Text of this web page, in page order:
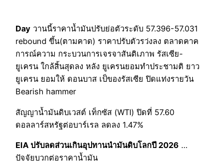
Day วานนี้ราคาน้ำมันปรับย่อตัวระดับ 57.396-57.031
rebound ขึ้น(ตามคาด) ราคาปรับตัวรว่งลง ตลาดคาค
การณ์ความ กระบวนการเจรจาสันติเภาพ รัสเซีย-
ยูเครน ใกล้สิ้นสุดลง หลัง ยูเครนยอมทำประชามติ ยาว
ยูเครน ยอมให้ ดอนบาส เป็ของรัสเซีย ปิดแท่งรายวัน
Bearish hammer
สัญญาน้ำมันดิบเวสต์ เท็กซัส (WTI) ปิดที่ 57.60
ดอลลาร์สหรัฐต่อบาร์เรล ลดลง 1.47%
EIA ปรับลดส่วนเกินอุปทานนำมันดิบโลกปี 2026 …
ปัจจัยบวกต่อราคาน้ำมัน